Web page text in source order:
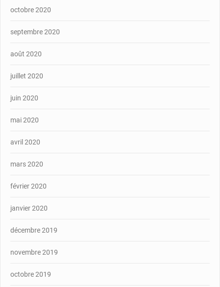
octobre 2020
septembre 2020
août 2020
juillet 2020
juin 2020
mai 2020
avril 2020
mars 2020
février 2020
janvier 2020
décembre 2019
novembre 2019
octobre 2019